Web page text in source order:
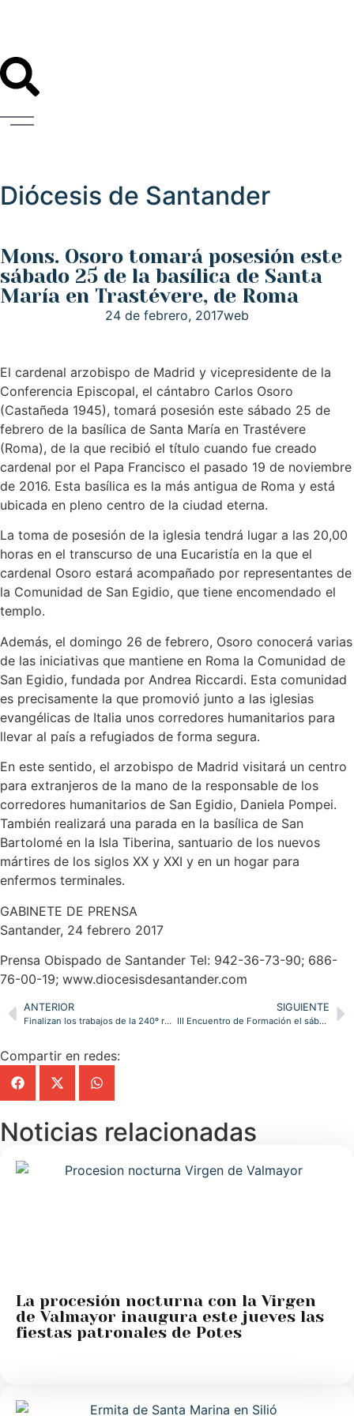
Diócesis de Santander
Mons. Osoro tomará posesión este
sábado 25 de la basílica de Santa
María en Trastévere, de Roma
24 de febrero, 2017web
El cardenal arzobispo de Madrid y vicepresidente de la
Conferencia Episcopal, el cántabro Carlos Osoro
(Castañeda 1945), tomará posesión este sábado 25 de
febrero de la basílica de Santa María en Trastévere
(Roma), de la que recibió el título cuando fue creado
cardenal por el Papa Francisco el pasado 19 de noviembre
de 2016. Esta basílica es la más antigua de Roma y está
ubicada en pleno centro de la ciudad eterna.
La toma de posesión de la iglesia tendrá lugar a las 20,00
horas en el transcurso de una Eucaristía en la que el
cardenal Osoro estará acompañado por representantes de
la Comunidad de San Egidio, que tiene encomendado el
templo.
Además, el domingo 26 de febrero, Osoro conocerá varias
de las iniciativas que mantiene en Roma la Comunidad de
San Egidio, fundada por Andrea Riccardi. Esta comunidad
es precisamente la que promovió junto a las iglesias
evangélicas de Italia unos corredores humanitarios para
llevar al país a refugiados de forma segura.
En este sentido, el arzobispo de Madrid visitará un centro
para extranjeros de la mano de la responsable de los
corredores humanitarios de San Egidio, Daniela Pompei.
También realizará una parada en la basílica de San
Bartolomé en la Isla Tiberina, santuario de los nuevos
mártires de los siglos XX y XXI y en un hogar para
enfermos terminales.
GABINETE DE PRENSA
Santander, 24 febrero 2017
Prensa Obispado de Santander Tel: 942-36-73-90; 686-
76-00-19; www.diocesisdesantander.com
ANTERIOR
Finalizan los trabajos de la 240º reunión de la Comisión Permanente
SIGUIENTE
III Encuentro de Formación el sábado 11 de Marzo en el Seminario de Corbán
Compartir en redes:
Noticias relacionadas
La procesión nocturna con la Virgen
de Valmayor inaugura este jueves las
fiestas patronales de Potes